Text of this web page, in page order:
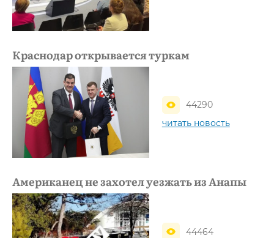
Краснодар открывается туркам
44290
читать новость
Американец не захотел уезжать из Анапы
44464